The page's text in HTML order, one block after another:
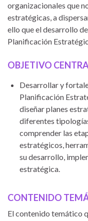
organizacionales que
estratégicas, a
ello que el desarrollo
Planificación
OBJETIVO
Desarrollar y
Planificación
diseñar planes
diferentes
comprender las
estratégicos,
su desarrollo,
estratégica.
CONTENIDO
El contenido temático